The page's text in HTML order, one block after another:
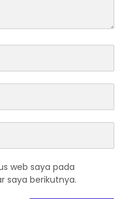
web saya pada
saya berikutnya.